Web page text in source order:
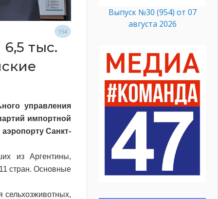
154
тыс.
управления
импортной
Санкт-
из Аргентины,
стран. Основные
Выпуск №30 (954) от 07
августа 2026